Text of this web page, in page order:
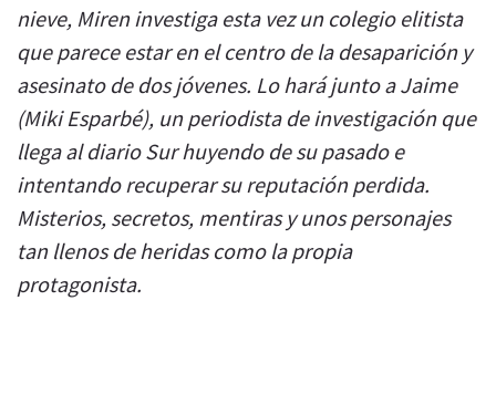
nieve, Miren investiga esta vez un colegio elitista
que parece estar en el centro de la desaparición y
asesinato de dos jóvenes. Lo hará junto a Jaime
(Miki Esparbé), un periodista de investigación que
llega al diario Sur huyendo de su pasado e
intentando recuperar su reputación perdida.
Misterios, secretos, mentiras y unos personajes
tan llenos de heridas como la propia
protagonista.